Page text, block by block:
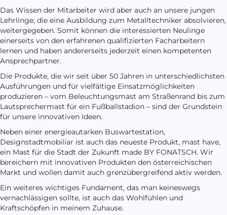
Das Wissen der Mitarbeiter wird aber auch an unsere jungen
Lehrlinge, die eine Ausbildung zum Metalltechniker absolvieren,
weitergegeben. Somit können die interessierten Neulinge
einerseits von den erfahrenen qualifizierten Facharbeitern
lernen und haben andererseits jederzeit einen kompetenten
Ansprechpartner.
Die Produkte, die wir seit über 50 Jahren in unterschiedlichsten
Ausführungen und für vielfältige Einsatzmöglichkeiten
produzieren – vom Beleuchtungsmast am Straßenrand bis zum
Lautsprechermast für ein Fußballstadion – sind der Grundstein
für unsere innovativen Ideen.
Neben einer energieautarken Buswartestation,
Designstadtmobiliar ist auch das neueste Produkt, mast have,
ein Mast für die Stadt der Zukunft made BY FONATSCH. Wir
bereichern mit innovativen Produkten den österreichischen
Markt und wollen damit auch grenzübergreifend aktiv werden.
Ein weiteres wichtiges Fundament, das man keineswegs
vernachlässigen sollte, ist auch das Wohlfühlen und
Kraftschöpfen in meinem Zuhause.